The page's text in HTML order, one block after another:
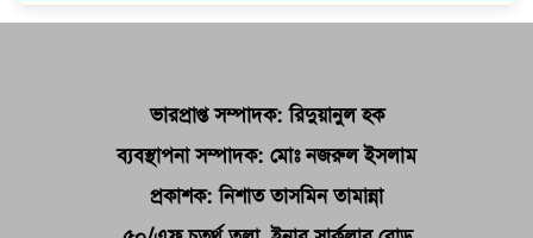
ভারপ্রাপ্ত সম্পাদক: রিদুয়ানুল হক
ব্যবস্থাপনা সম্পাদক: মোঃ নজরুল ইসলাম
প্রকাশক: নিশাত তাসমিন তামান্না